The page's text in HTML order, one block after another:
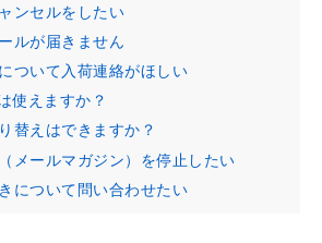
ンセルをしたい
ルが届きません
ついて入荷連絡がほしい
使えますか？
替えはできますか？
メールマガジン）を停止したい
について問い合わせたい